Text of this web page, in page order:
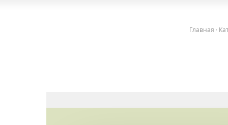
Главная ·